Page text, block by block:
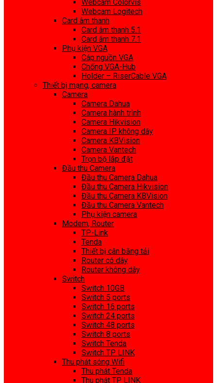
Webcam Colorvis
Webcam Logitech
Card âm thanh
Card âm thanh 5.1
Card âm thanh 7.1
Phụ kiện VGA
Cáp nguồn VGA
Chống VGA-Hub
Holder – RiserCable VGA
Thiết bị mạng, camera
Camera
Camera Dahua
Camera hành trình
Camera Hikvision
Camera IP không dây
Camera KBVision
Camera Vantech
Trọn bộ lắp đặt
Đầu thu Camera
Đầu thu Camera Dahua
Đầu thu Camera Hikvision
Đầu thu Camera KBVision
Đầu thu Camera Vantech
Phụ kiện camera
Modem, Router
TP-Link
Tenda
Thiết bị cân bằng tải
Router có dây
Router không dây
Switch
Switch 10GB
Switch 5 ports
Switch 16 ports
Switch 24 ports
Switch 48 ports
Switch 8 ports
Switch Tenda
Switch TP LINK
Thu phát sóng Wifi
Thu phát Tenda
Thu phát TP LINK